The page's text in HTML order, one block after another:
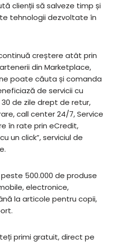
clienții să salveze timp și
tehnologii dezvoltate în
creștere atât prin
din Marketplace,
poate căuta și comanda
de servicii cu
de zile drept de retur,
call center 24/7, Service
în rate prin eCredit,
un click”, serviciul de
500.000 de produse
electronice,
la articole pentru copii,
primi gratuit, direct pe